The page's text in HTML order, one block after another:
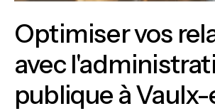
Optimiser vos
avec
publique à